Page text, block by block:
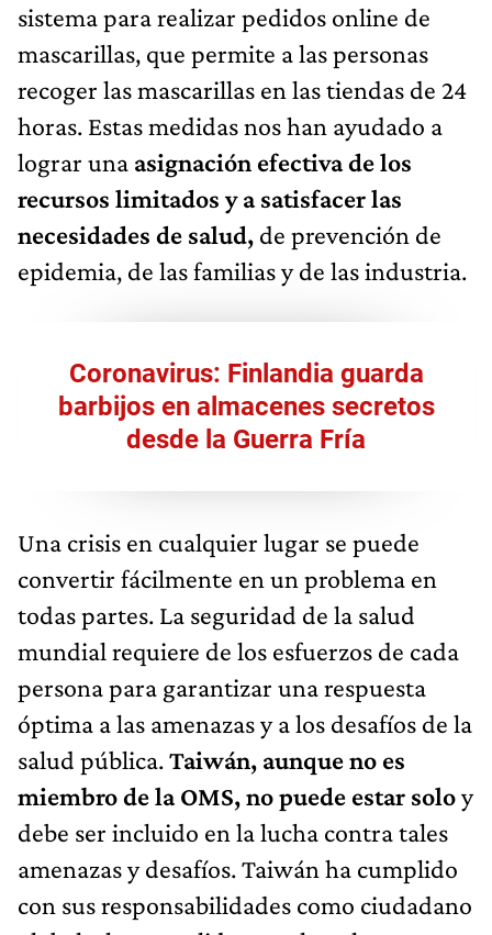
sistema para realizar pedidos online de
mascarillas, que permite a las personas
recoger las mascarillas en las tiendas de 24
horas. Estas medidas nos han ayudado a
lograr una asignación efectiva de los
recursos limitados y a satisfacer las
necesidades de salud, de prevención de
epidemia, de las familias y de las industria.
Coronavirus: Finlandia guarda
barbijos en almacenes secretos
desde la Guerra Fría
Una crisis en cualquier lugar se puede
convertir fácilmente en un problema en
todas partes. La seguridad de la salud
mundial requiere de los esfuerzos de cada
persona para garantizar una respuesta
óptima a las amenazas y a los desafíos de la
salud pública.Taiwán, aunque no es
miembro de la OMS, no puede estar soloy
debe ser incluido en la lucha contra tales
amenazas y desafíos. Taiwán ha cumplido
con sus responsabilidades como ciudadano